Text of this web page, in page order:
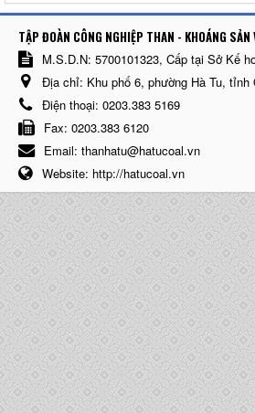
TẬP ĐOÀN CÔNG NGHIỆP THAN - KHOÁNG
M.S.D.N: 5700101323, Cấp tại Sở Kế
Địa chỉ: Khu phố 6, phường Hà Tu, tỉnh
Điện thoại: 0203.383 5169
Fax: 0203.383 6120
Email: thanhatu@hatucoal.vn
Website: http://hatucoal.vn